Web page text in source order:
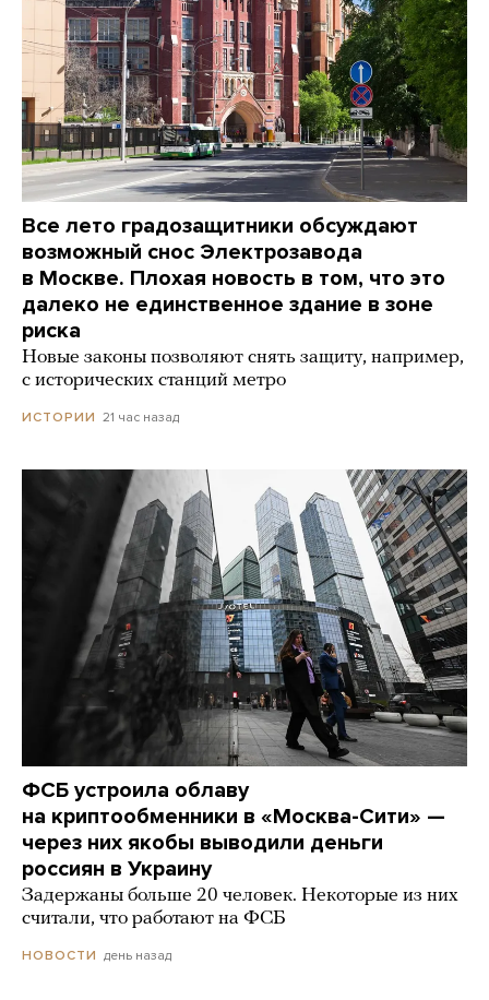
Все лето градозащитники обсуждают
возможный снос Электрозавода
в Москве. Плохая новость в том, что это
далеко не единственное здание в зоне
риска
Новые законы позволяют снять защиту, например,
с исторических станций метро
ИСТОРИИ 21 час назад
ФСБ устроила облаву
на криптообменники в «Москва-Сити» —
через них якобы выводили деньги
россиян в Украину
Задержаны больше 20 человек. Некоторые из них
считали, что работают на ФСБ
НОВОСТИ день назад